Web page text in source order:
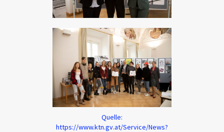
Quelle:
https://www.ktn.gv.at/Service/News?